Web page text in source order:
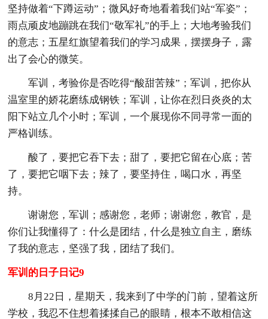
坚持做着“下蹲运动”；微风好奇地看着我们站“军姿”；
雨点顽皮地蹦跳在我们“敬军礼”的手上；大地考验我们
的意志；五星红旗望着我们的学习成果，摆摆身子，露
出了会心的微笑。
军训，考验你是否吃得“酸甜苦辣”；军训，把你从
温室里的娇花磨练成钢铁；军训，让你在烈日炎炎的太
阳下站立几个小时；军训，一个展现你不同寻常一面的
严格训练。
酸了，要把它吞下去；甜了，要把它留在心底；苦
了，要把它咽下去；辣了，要坚持住，喝口水，再坚
持。
谢谢您，军训；感谢您，老师；谢谢您，教官，是
你们让我懂得了：什么是团结，什么是独立自主，磨练
了我的意志，坚强了我，团结了我们。
军训的日子日记9
8月22日，星期天，我来到了中学的门前，望着这所
学校，我忍不住想着揉揉自己的眼睛，根本不敢相信这